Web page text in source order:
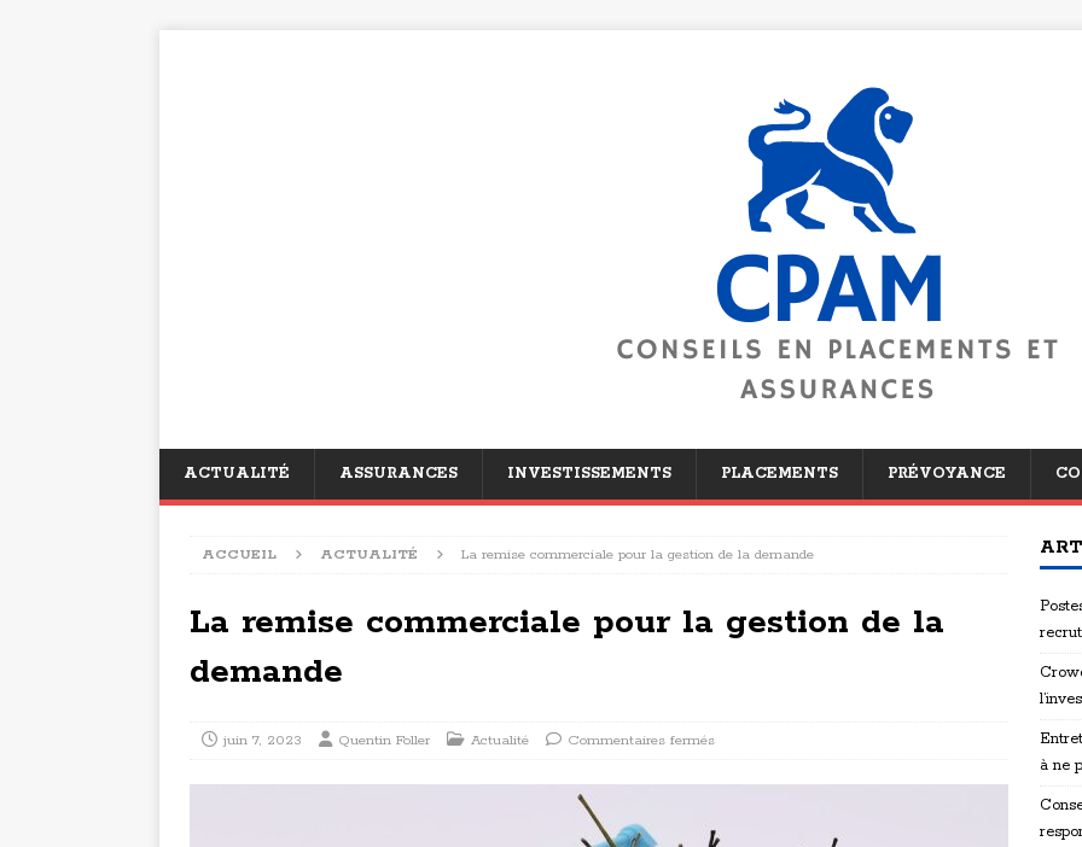
ACTUALITÉ ASSURANCES INVESTISSEMENTS PLACEMENTS PRÉVOYANCE
ACCUEIL ACTUALITÉ La remise commerciale pour la gestion de la demande
La remise commerciale pour la gestion de la
demande
juin 7, 2023 Quentin Foller Actualité Commentaires fermés
à ne